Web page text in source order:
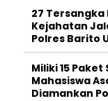
27 Tersangka
Kejahatan
Polres Barito
Miliki 15
Mahasiswa
Diamankan